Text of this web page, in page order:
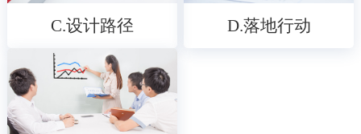
C.设计路径 D.落地行动